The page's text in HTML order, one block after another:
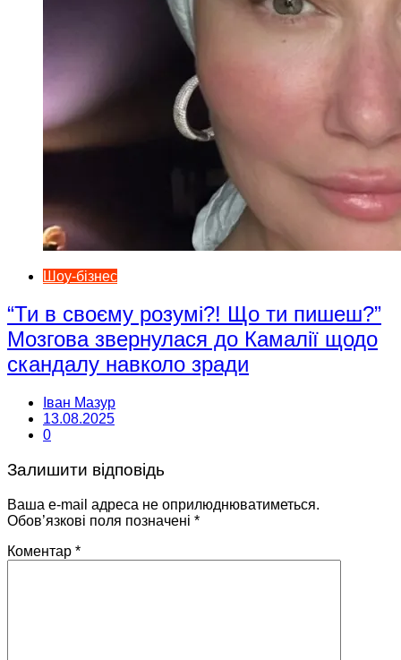
Шоу-бізнес
“Ти в своєму розумі?! Що ти пишеш?”
Мозгова звернулася до Камалії щодо
скандалу навколо зради
Іван Мазур
13.08.2025
0
Залишити відповідь
Ваша e-mail адреса не оприлюднюватиметься.
Обов’язкові поля позначені *
Коментар *